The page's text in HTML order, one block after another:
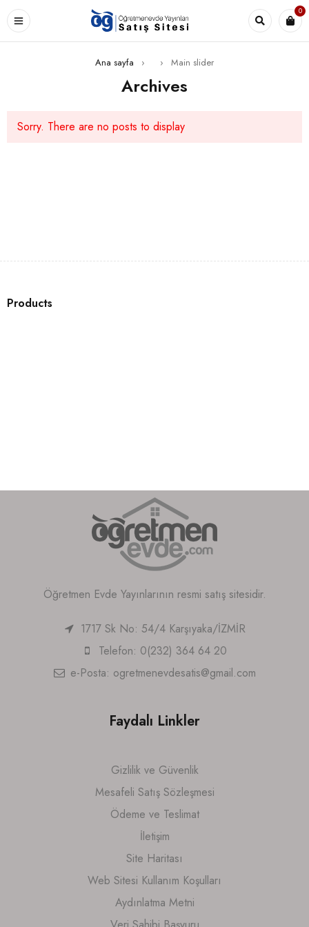
0
Ana sayfa › › Main slider
Archives
Sorry. There are no posts to display
Products
Öğretmen Evde Yayınlarının resmi satış sitesidir.
1717 Sk No: 54/4 Karşıyaka/İZMİR
Telefon: 0(232) 364 64 20
e-Posta: ogretmenevdesatis@gmail.com
Faydalı Linkler
Gizlilik ve Güvenlik
Mesafeli Satış Sözleşmesi
Ödeme ve Teslimat
İletişim
Site Haritası
Web Sitesi Kullanım Koşulları
Aydınlatma Metni